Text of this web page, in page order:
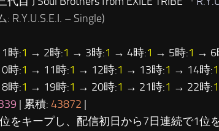
: R.Y.U.S.E.I. – Single)
時:1 → 2時:1 → 3時:1 → 4時:1 → 5時:1 → 6
時:1 → 11時:1 → 12時:1 → 13時:1 → 14時:1
時:1 → 19時:1 → 20時:1 → 21時:1 → 22時:1
| 累積: 43872 |
位をキープし、配信初日から7日連続で1位